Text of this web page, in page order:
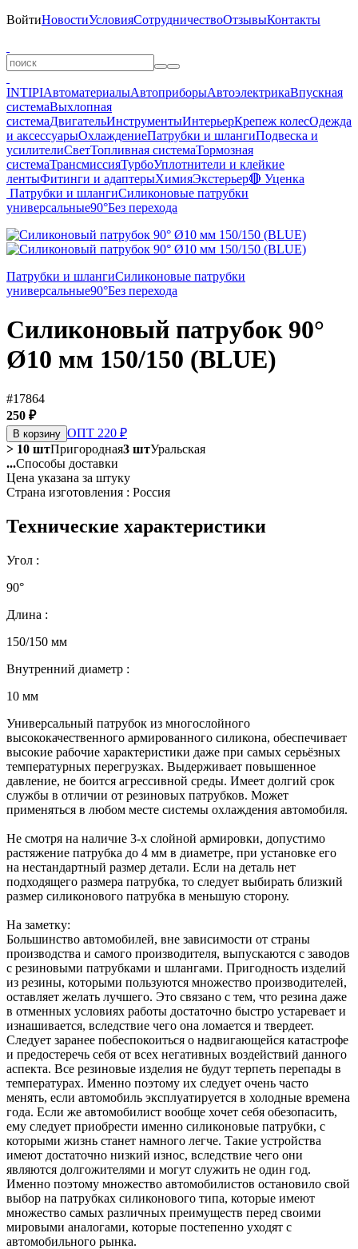
ВойтиНовостиУсловияСотрудничествоОтзывыКонтакты
INTIPIАвтоматериалыАвтоприборыАвтоэлектрикаВпускная
системаВыхлопная
системаДвигательИнструментыИнтерьерКрепеж колесОдежда
и аксессуарыОхлаждениеПатрубки и шлангиПодвеска и
усилителиСветТопливная системаТормозная
системаТрансмиссияТурбоУплотнители и клейкие
лентыФитинги и адаптерыХимияЭкстерьер🔴 Уценка
Патрубки и шлангиСиликоновые патрубки
универсальные90°Без перехода
Патрубки и шлангиСиликоновые патрубки
универсальные90°Без перехода
Силиконовый патрубок 90°
Ø10 мм 150/150 (BLUE)
#17864
250 ₽
В корзину ОПТ 220 ₽
> 10 штПригородная3 штУральская
...Способы доставки
Цена указана за штуку
Страна изготовления : Россия
Технические характеристики
Угол :
90°
Длина :
150/150 мм
Внутренний диаметр :
10 мм
Универсальный патрубок из многослойного
высококачественного армированного силикона, обеспечивает
высокие рабочие характеристики даже при самых серьёзных
температурных перегрузках. Выдерживает повышенное
давление, не боится агрессивной среды. Имеет долгий срок
службы в отличии от резиновых патрубков. Может
применяться в любом месте системы охлаждения автомобиля.
Не смотря на наличие 3-х слойной армировки, допустимо
растяжение патрубка до 4 мм в диаметре, при установке его
на нестандартный размер детали. Если на деталь нет
подходящего размера патрубка, то следует выбирать близкий
размер силиконового патрубка в меньшую сторону.
На заметку:
Большинство автомобилей, вне зависимости от страны
производства и самого производителя, выпускаются с заводов
с резиновыми патрубками и шлангами. Пригодность изделий
из резины, которыми пользуются множество производителей,
оставляет желать лучшего. Это связано с тем, что резина даже
в отменных условиях работы достаточно быстро устаревает и
изнашивается, вследствие чего она ломается и твердеет.
Следует заранее побеспокоиться о надвигающейся катастрофе
и предостеречь себя от всех негативных воздействий данного
аспекта. Все резиновые изделия не будут терпеть перепады в
температурах. Именно поэтому их следует очень часто
менять, если автомобиль эксплуатируется в холодные времена
года. Если же автомобилист вообще хочет себя обезопасить,
ему следует приобрести именно силиконовые патрубки, с
которыми жизнь станет намного легче. Такие устройства
имеют достаточно низкий износ, вследствие чего они
являются долгожителями и могут служить не один год.
Именно поэтому множество автомобилистов остановило свой
выбор на патрубках силиконового типа, которые имеют
множество самых различных преимуществ перед своими
мировыми аналогами, которые постепенно уходят с
автомобильного рынка.